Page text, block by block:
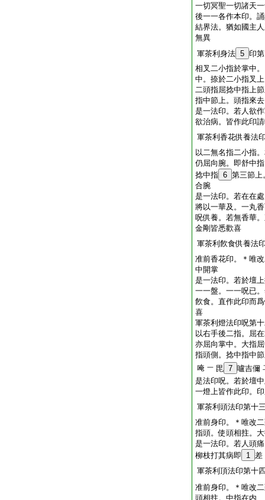
一切冥聖一切諸天
後一一各作本印。
結界法。猶如國主
無異
軍茶利身法 5 印
相叉二小指於掌中
中。捺於二小指叉
二頭指屈捻中指上
指中節上。頭指來去
是一法印。若人欲
欲治病。皆作此印
軍茶利香花供養法
以二無名指二小指
仍屈向腕。即舒中
捻中指 6 第三節上
合腕
是一法印。若在在
將以一華及。一丸
呪供養。若無香華
金剛皆悉歡喜
軍茶利飮食供養法
准前香花印。＊唯
中開掌
是一法印。若於壇
一一盤。一一呪已
飮食。直作此印而
喜
軍茶利燈法印呪第
以右手後二指。屈
亦屈向掌中。大指
指頭側。捻中指中
唵 一 毘 7 嚧吉儞
是法印呪。若於壇
一燈上皆作此印。
軍茶利頭法印第十
准前身印。＊唯改
指頭。使頭相拄。
是一法印。若人頭
柳枝打其病即
1 差
軍茶利頂法印第十
准前身印。＊唯改
頭相拄。中指在内